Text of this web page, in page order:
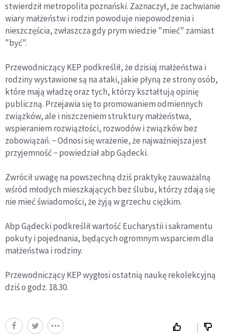
stwierdził metropolita poznański. Zaznaczył, że zachwianie
wiary małżeństw i rodzin powoduje niepowodzenia i
nieszczęścia, zwłaszcza gdy prym wiedzie "mieć" zamiast
"być".
Przewodniczący KEP podkreślił, że dzisiaj małżeństwa i
rodziny wystawione są na ataki, jakie płyną ze strony osób,
które mają władzę oraz tych, którzy kształtują opinię
publiczną. Przejawia się to promowaniem odmiennych
związków, ale i niszczeniem struktury małżeństwa,
wspieraniem rozwiązłości, rozwodów i związków bez
zobowiązań. − Odnosi się wrażenie, że najważniejsza jest
przyjemność − powiedział abp Gądecki.
Zwrócił uwagę na powszechną dziś praktykę zauważalną
wśród młodych mieszkających bez ślubu, którzy zdają się
nie mieć świadomości, że żyją w grzechu ciężkim.
Abp Gądecki podkreślił wartość Eucharystii i sakramentu
pokuty i pojednania, będących ogromnym wsparciem dla
małżeństwa i rodziny.
Przewodniczący KEP wygłosi ostatnią naukę rekolekcyjną
dziś o godz. 18.30.